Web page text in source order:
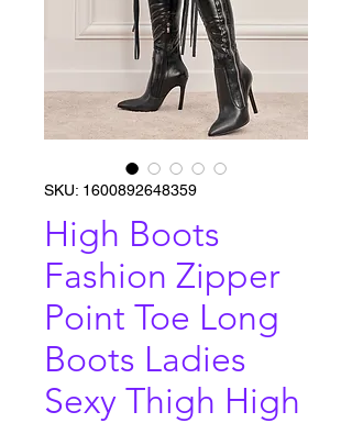
SKU: 1600892648359
High Boots
Fashion Zipper
Point Toe Long
Boots Ladies
Sexy Thigh High